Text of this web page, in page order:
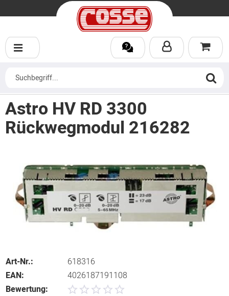
Astro HV RD 3300
Rückwegmodul 216282
Art-Nr.:
618316
EAN:
4026187191108
Bewertung: